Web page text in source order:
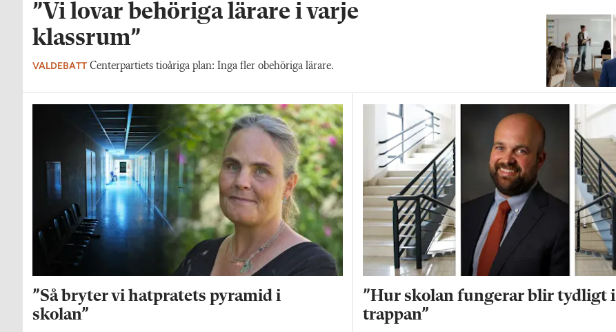
”Vi lovar behöriga lärare i varje
klassrum”
VALDEBATT Centerpartiets tioåriga plan: Inga fler obehöriga lärare.
”Så bryter vi hatpratets pyramid i
skolan”
”Hur skolan fungerar blir tydligt i
trappan”